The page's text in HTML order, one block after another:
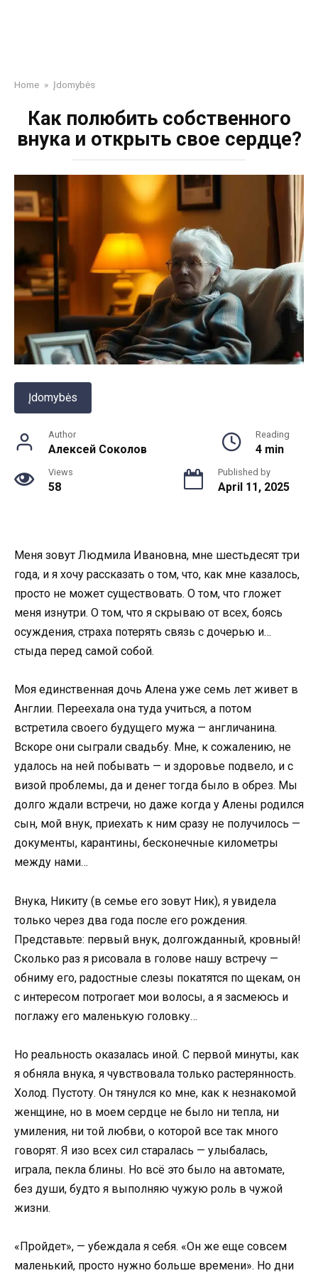
Home » Įdomybės
Как полюбить собственного
внука и открыть свое сердце?
Įdomybės
Author
Алексей Соколов
Reading
4 min
Views
58
Published by
April 11, 2025
Меня зовут Людмила Ивановна, мне шестьдесят три
года, и я хочу рассказать о том, что, как мне казалось,
просто не может существовать. О том, что гложет
меня изнутри. О том, что я скрываю от всех, боясь
осуждения, страха потерять связь с дочерью и…
стыда перед самой собой.
Моя единственная дочь Алена уже семь лет живет в
Англии. Переехала она туда учиться, а потом
встретила своего будущего мужа — англичанина.
Вскоре они сыграли свадьбу. Мне, к сожалению, не
удалось на ней побывать — и здоровье подвело, и с
визой проблемы, да и денег тогда было в обрез. Мы
долго ждали встречи, но даже когда у Алены родился
сын, мой внук, приехать к ним сразу не получилось —
документы, карантины, бесконечные километры
между нами…
Внука, Никиту (в семье его зовут Ник), я увидела
только через два года после его рождения.
Представьте: первый внук, долгожданный, кровный!
Сколько раз я рисовала в голове нашу встречу —
обниму его, радостные слезы покатятся по щекам, он
с интересом потрогает мои волосы, а я засмеюсь и
поглажу его маленькую головку…
Но реальность оказалась иной. С первой минуты, как
я обняла внука, я чувствовала только растерянность.
Холод. Пустоту. Он тянулся ко мне, как к незнакомой
женщине, но в моем сердце не было ни тепла, ни
умиления, ни той любви, о которой все так много
говорят. Я изо всех сил старалась — улыбалась,
играла, пекла блины. Но всё это было на автомате,
без души, будто я выполняю чужую роль в чужой
жизни.
«Пройдет», — убеждала я себя. «Он же еще совсем
маленький, просто нужно больше времени». Но дни